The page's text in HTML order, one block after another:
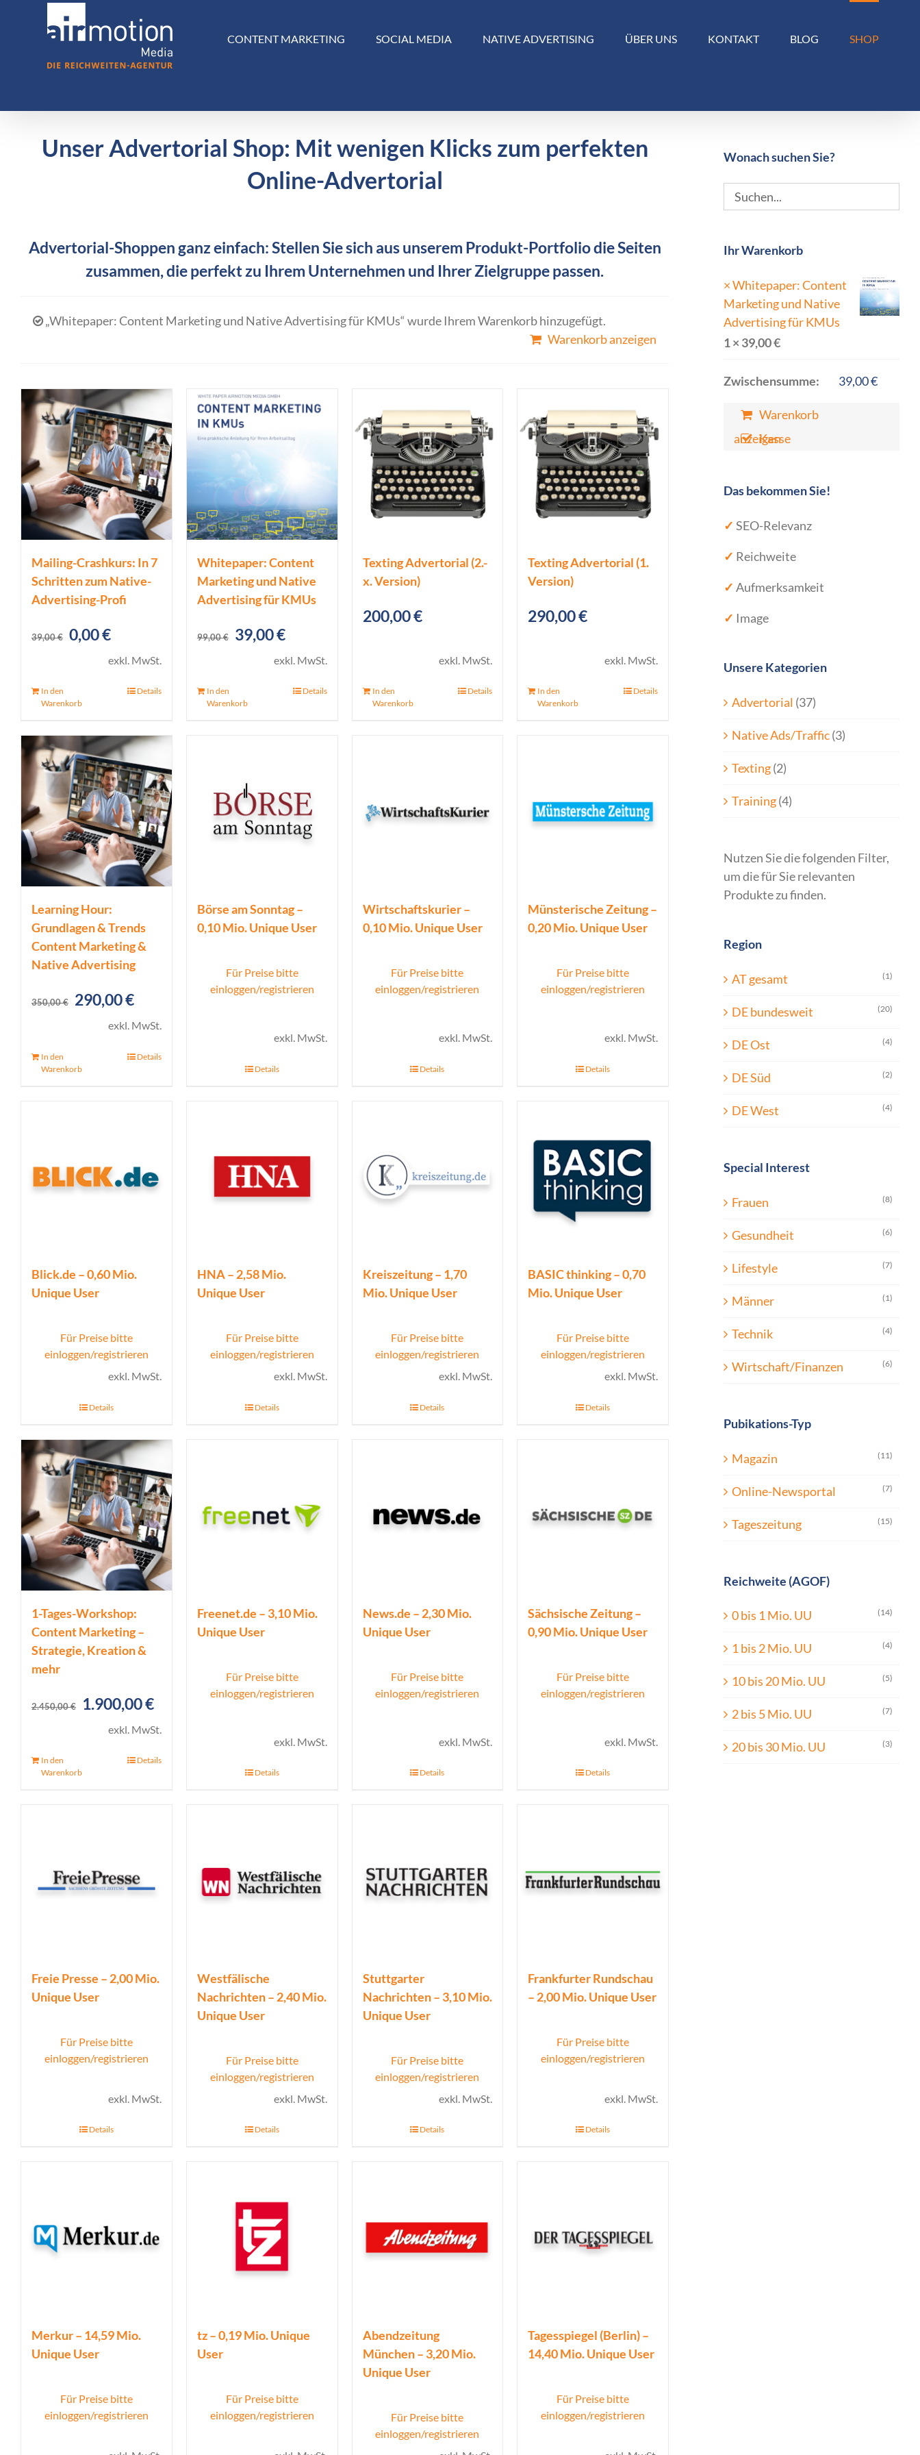
CONTENT MARKETING SOCIAL MEDIA NATIVE ADVERTISING ÜBER UNS KONTAKT BLOG SHOP
Unser Advertorial Shop: Mit wenigen Klicks zum perfekten
Online-Advertorial
Advertorial-Shoppen ganz einfach: Stellen Sie sich aus unserem Produkt-Portfolio die Seiten
zusammen, die perfekt zu Ihrem Unternehmen und Ihrer Zielgruppe passen.
„Whitepaper: Content Marketing und Native Advertising für KMUs“ wurde Ihrem Warenkorb hinzugefügt.
Warenkorb anzeigen
Mailing-Crashkurs: In 7
Schritten zum Native-
Advertising-Profi
39,00€ Ursprünglicher
39,00 €
0,00€Aktueller
Preis
exkl. MwSt.
In den
Warenkorb
Details
Whitepaper: Content
Marketing und Native
Advertising für KMUs
99,00€
Ursprünglicher
99,00 €
39,00€Aktueller
Preis
exkl. MwSt.
In den
Warenkorb
Details
Texting Advertorial (2.-
x. Version)
200,00€
exkl. MwSt.
In den
Warenkorb
Details
Texting Advertorial (1.
Version)
290,00€
exkl. MwSt.
In den
Warenkorb
Details
Learning Hour:
Grundlagen & Trends
Content Marketing &
Native Advertising
350,00€
Ursprünglicher
Preis
350,00 €
290,00€Aktueller
Preis
exkl. MwSt.
In den
Warenkorb
Details
Börse am Sonntag –
0,10 Mio. Unique User
Für Preise bitte
einloggen/registrieren
exkl. MwSt.
Details
Wirtschaftskurier –
0,10 Mio. Unique User
Für Preise bitte
einloggen/registrieren
exkl. MwSt.
Details
Münsterische Zeitung –
0,20 Mio. Unique User
Für Preise bitte
einloggen/registrieren
exkl. MwSt.
Details
Blick.de – 0,60 Mio.
Unique User
Für Preise bitte
einloggen/registrieren
exkl. MwSt.
Details
HNA – 2,58 Mio.
Unique User
Für Preise bitte
einloggen/registrieren
exkl. MwSt.
Details
Kreiszeitung – 1,70
Mio. Unique User
Für Preise bitte
einloggen/registrieren
exkl. MwSt.
Details
BASIC thinking – 0,70
Mio. Unique User
Für Preise bitte
einloggen/registrieren
exkl. MwSt.
Details
1-Tages-Workshop:
Content Marketing –
Strategie, Kreation &
mehr
2.450,00€
Ursprünglicher
Preis
2.450,00 €
1.900,00€Aktueller
Preis
exkl. MwSt.
In den
Warenkorb
Details
Freenet.de – 3,10 Mio.
Unique User
Für Preise bitte
einloggen/registrieren
exkl. MwSt.
Details
News.de – 2,30 Mio.
Unique User
Für Preise bitte
einloggen/registrieren
exkl. MwSt.
Details
Sächsische Zeitung –
0,90 Mio. Unique User
Für Preise bitte
einloggen/registrieren
exkl. MwSt.
Details
Freie Presse – 2,00 Mio.
Unique User
Für Preise bitte
einloggen/registrieren
exkl. MwSt.
Details
Westfälische
Nachrichten – 2,40 Mio.
Unique User
Für Preise bitte
einloggen/registrieren
exkl. MwSt.
Details
Stuttgarter
Nachrichten – 3,10 Mio.
Unique User
Für Preise bitte
einloggen/registrieren
exkl. MwSt.
Details
Frankfurter Rundschau
– 2,00 Mio. Unique User
Für Preise bitte
einloggen/registrieren
exkl. MwSt.
Details
Merkur – 14,59 Mio.
Unique User
Für Preise bitte
einloggen/registrieren
tz – 0,19 Mio. Unique
User
Für Preise bitte
einloggen/registrieren
Abendzeitung
München – 3,20 Mio.
Unique User
Für Preise bitte
einloggen/registrieren
Tagesspiegel (Berlin) –
14,40 Mio. Unique User
Für Preise bitte
einloggen/registrieren
Wonach suchen Sie?
Ihr Warenkorb
×Whitepaper: Content
Marketing und Native
Advertising für KMUs
1 × 39,00€
Zwischensumme: 39,00€
Warenkorb
anzeigen
Kasse
Das bekommen Sie!
✓ SEO-Relevanz
✓ Reichweite
✓ Aufmerksamkeit
✓ Image
Unsere Kategorien
Advertorial (37)
Native Ads/Traffic(3)
Texting(2)
Training(4)
Nutzen Sie die folgenden Filter,
um die für Sie relevanten
Produkte zu finden.
Region
AT gesamt (1)
DE bundesweit (20)
DE Ost (4)
DE Süd (2)
DE West (4)
Special Interest
Frauen (8)
Gesundheit (6)
Lifestyle (7)
Männer (1)
Technik (4)
Wirtschaft/Finanzen (6)
Pubikations-Typ
Magazin (11)
Online-Newsportal (7)
Tageszeitung (15)
Reichweite (AGOF)
0 bis 1 Mio. UU (14)
1 bis 2 Mio. UU (4)
10 bis 20 Mio. UU (5)
2 bis 5 Mio. UU (7)
20 bis 30 Mio. UU (3)